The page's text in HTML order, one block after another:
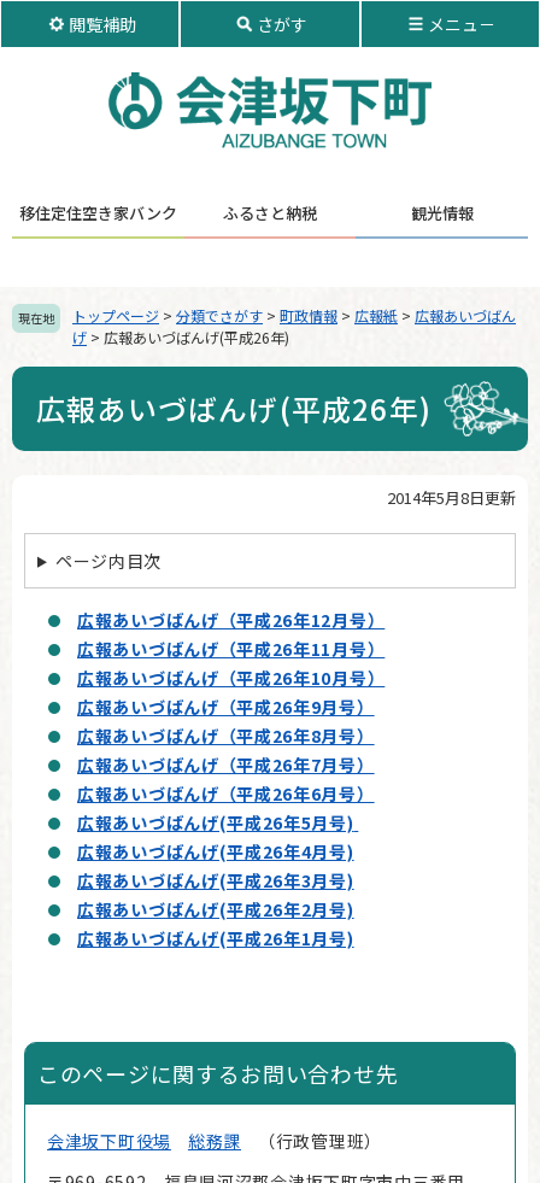
本
閲覧補助 さがす メニュ－
移住定住空き家バンク ふるさと納税 観光情報
現在地 トップページ > 分類でさがす > 町政情報 > 広報紙 > 広報あいづばん
げ > 広報あいづばんげ(平成26年)
広報あいづばんげ(平成26年)
2014年5月8日更新
ページ内目次
広報あいづばんげ（平成26年12月号）
広報あいづばんげ（平成26年11月号）
広報あいづばんげ（平成26年10月号）
広報あいづばんげ（平成26年9月号）
広報あいづばんげ（平成26年8月号）
広報あいづばんげ（平成26年7月号）
広報あいづばんげ（平成26年6月号）
広報あいづばんげ(平成26年5月号)
広報あいづばんげ(平成26年4月号)
広報あいづばんげ(平成26年3月号)
広報あいづばんげ(平成26年2月号)
広報あいづばんげ(平成26年1月号)
このページに関するお問い合わせ先
会津坂下町役場 総務課
行政管理班